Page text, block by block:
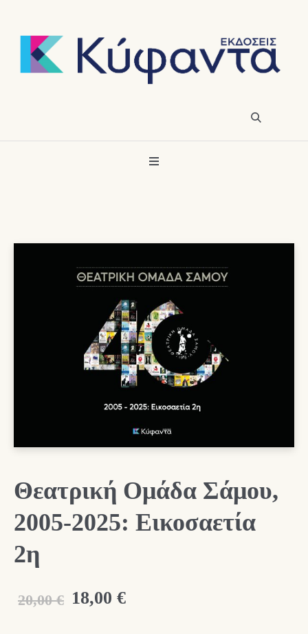
Θεατρική Ομάδα Σάμου,
2005-2025: Εικοσαετία
2η
20,00 € Original
18,00 €Η